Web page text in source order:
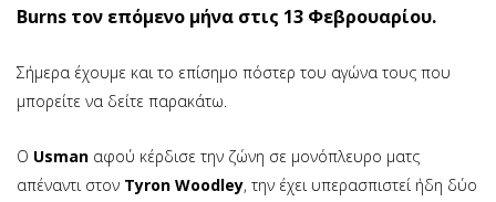
Burns τον επόμενο μήνα στις 13 Φεβρουαρίου.
Σήμερα έχουμε και το επίσημο πόστερ του αγώνα τους που
μπορείτε να δείτε παρακάτω.
Ο Usman αφού κέρδισε την ζώνη σε μονόπλευρο ματς
απέναντι στον Tyron Woodley, την έχει υπερασπιστεί ήδη δύο